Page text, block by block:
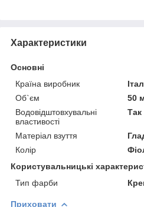
Характеристики
Основні
Країна виробник
Об`єм
50
Водовідштовхувальні
властивості
Так
Матеріал взуття
Колір
Користувальницькі
Тип фарби
Приховати